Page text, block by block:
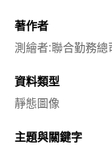
著作者
測繪者:聯合勤務
資料類型
靜態圖像
主題與關鍵字